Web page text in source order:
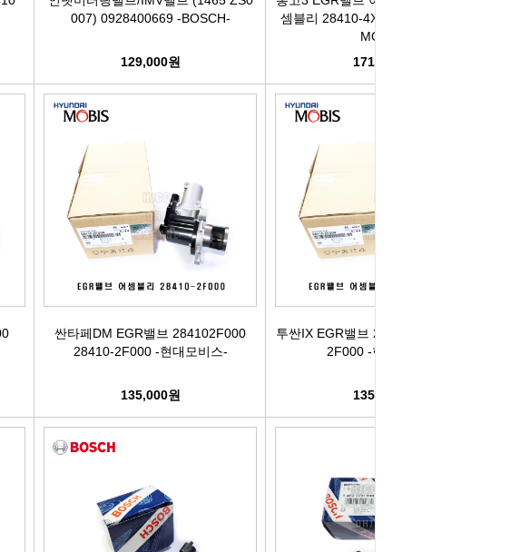
차져
007) 0928400669 -BOSCH-
129,000원
셈블리 28410-4X950 284104X950 -
MOBIS-
171,500원
싼타페DM EGR밸브 284102F000
28410-2F000 -현대모비스-
135,000원
투싼IX EGR밸브 284102F000 28410-
2F000 -현대모비스-
135,000원